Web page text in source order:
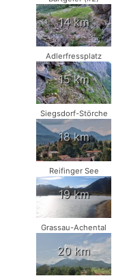
14 km
Adlerfressplatz
15 km
Siegsdorf-Störche
18 km
Reifinger See
19 km
Grassau-Achental
20 km